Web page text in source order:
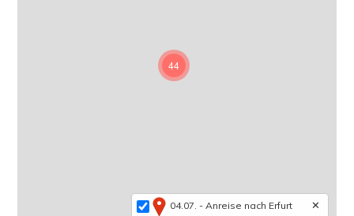
44
✕
04.07. - Anreise nach Erfurt